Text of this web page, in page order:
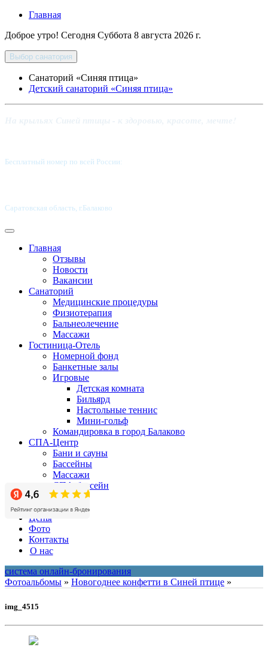
Главная
Доброе утро! Сегодня Суббота 8 августа 2026 г.
Выбор санатория
Санаторий «Синяя птица»
Детский санаторий «Синяя птица»
Бесплатный номер по всей России:
Саратовская область, г.Балаково
Главная
Отзывы
Новости
Вакансии
Санаторий
Медицинские процедуры
Физиотерапия
Бальнеолечение
Массажи
Гостиница-Отель
Номерной фонд
Банкетные залы
Игровые
Детская комната
Бильярд
Настольные теннис
Мини-гольф
Командировка в город Балаково
СПА-Центр
Бани и сауны
Бассейны
Массажи
СПА-бассейн
Бизнес-центр
Акции
Цены
Фото
Контакты
О нас
система онлайн-бронирования
Фотоальбомы » Новогоднее конфетти в Синей птице »
img_4515